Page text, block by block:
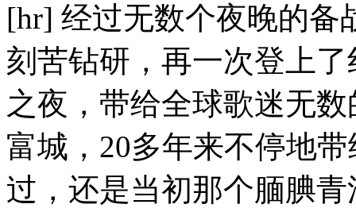
[hr] 经过无数个夜晚的备
刻苦钻研，再一次登上
之夜，带给全球歌迷无
富城，20多年来不停地
过，还是当初那个腼腆